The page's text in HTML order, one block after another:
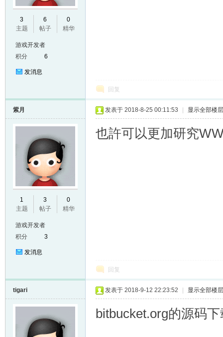
3
主题
6
帖子
0
精华
游戏开发者
积分
6
发消息
回复
紫月
1
主题
3
帖子
0
精华
游戏开发者
积分
3
发消息
发表于 2018-8-25 00:11:53 显示全部楼层
也許可以更加研究
回复
tigari 发表于 2018-9-12 22:23:52 显示全部楼层
bitbucket.org的源码